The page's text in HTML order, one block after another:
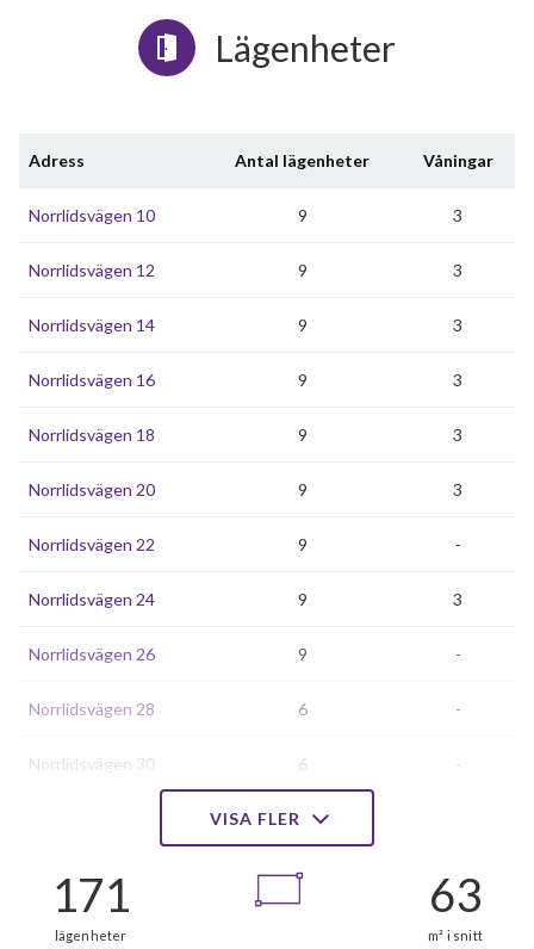
Lägenheter
Adress Antal lägenheter Våningar
Norrlidsvägen 10 9 3
Norrlidsvägen 12 9 3
Norrlidsvägen 14 9 3
Norrlidsvägen 16 9 3
Norrlidsvägen 18 9 3
Norrlidsvägen 20 9 3
Norrlidsvägen 22 9 -
Norrlidsvägen 24 9 3
Norrlidsvägen 26 9 -
Norrlidsvägen 28 6 -
Norrlidsvägen 30 6 -
6
6
Norrlidsvägen 38
VISA FLER